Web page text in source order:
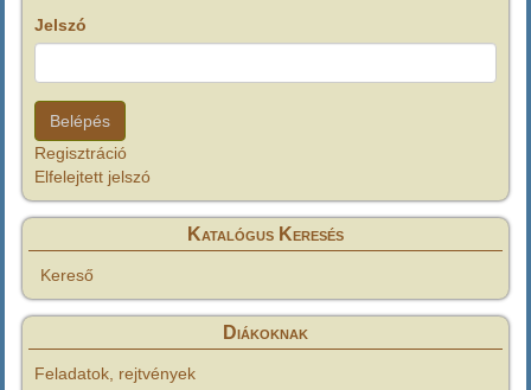
Jelszó
Regisztráció
Elfelejtett jelszó
Katalógus Keresés
Kereső
Diákoknak
Feladatok, rejtvények